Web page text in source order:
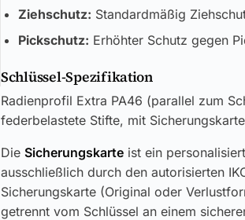
Ziehschutz: Standardmäßig
Pickschutz: Erhöhter Schutz gegen
Schlüssel-Spezifikation
Radienprofil Extra PA46 (parallel zum
federbelastete Stifte, mit
Die Sicherungskarte ist ein
ausschließlich durch den autorisierten
Sicherungskarte (Original oder
getrennt vom Schlüssel an einem